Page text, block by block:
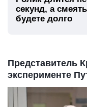
секунд, а
будете долго
Представитель
эксперименте